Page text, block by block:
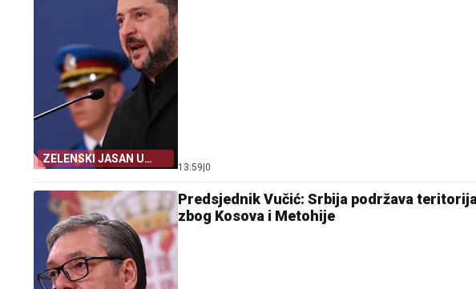
ZELENSKI JASAN U
BEOGRADU
13:59 0
Predsjednik Vučić: Srbija podržava
zbog Kosova i Metohije